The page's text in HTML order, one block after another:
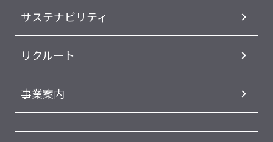
サステナビリティ
リクルート
事業案内